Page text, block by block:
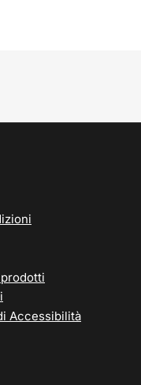
Accessibilità